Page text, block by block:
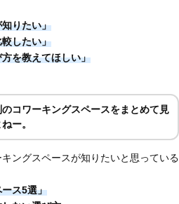
りたい」
したい」
を教えてほしい」
のコワーキングスペースをまとめて見
ー。
ングスペースが知りたいと思っている
ス5選」